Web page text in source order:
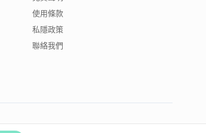
使用條款
私隱政策
聯絡我們